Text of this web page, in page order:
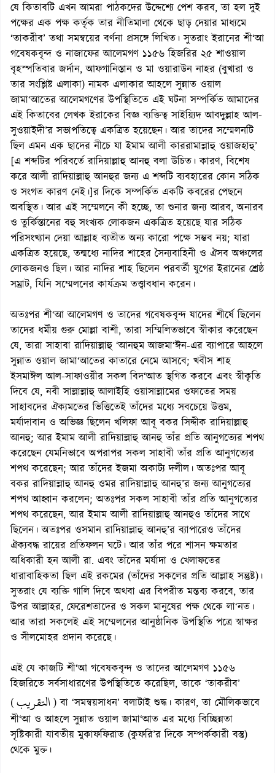
যে কিতাবটি এখন আমরা পাঠকদের উদ্দেশ্যে পেশ করব, তা হল দুই
পক্ষের এক পক্ষ কর্তৃক তার নীতিমালা থেকে ছাড় দেয়ার মাধ্যমে
‘তাকরীব’ তথা সমন্বয়ের বর্ণনা প্রসঙ্গে লিখিত। সুতরাং ইরানের শী‘আ
গবেষকবৃন্দ ও নাজাফের আলেমগণ ১১৫৬ হিজরির ২৫ শাওয়াল
বৃহস্পতিবার জর্দান, আফগানিস্তান ও মা ওয়ারাউন নাহর (বুখারা ও
তার সংশ্লিষ্ট এলাকা) নামক এলাকার আহলে সুন্নাত ওয়াল
জামা‘আতের আলেমগণের উপস্থিতিতে এই ঘটনা সম্পর্কিত আমাদের
এই কিতাবের লেখক ইরাকের বিজ্ঞ ব্যক্তিত্ব সাইয়্যিদ আবদুল্লাহ আল-
সুওয়াইদী’র সভাপতিত্বে একত্রিত হয়েছেন। আর তাদের সম্মেলনটি
ছিল এমন এক ছাদের নীচে যা ইমাম আলী কাররামাল্লাহু ওয়াজহাহু’
[এ শব্দটির পরিবর্তে রাদিয়াল্লাহু আনহু বলা উচিত। কারণ, বিশেষ
করে আলী রাদিয়াল্লাহু আনহুর জন্য এ শব্দটি ব্যবহারের কোন সঠিক
ও সংগত কারণ নেই।]র দিকে সম্পর্কিত একটি কবরের পেছনে
অবস্থিত। আর এই সম্মেলনে কী হচ্ছে, তা শুনার জন্য আরব, অনারব
ও তুর্কিস্তানের বহু সংখ্যক লোকজন একত্রিত হয়েছে যার সঠিক
পরিসংখ্যান দেয়া আল্লাহ ব্যতীত অন্য কারো পক্ষে সম্ভব নয়; যারা
একত্রিত হয়েছে, তন্মধ্যে নাদির শাহের সৈন্যবাহিনী ও ঐসব অঞ্চলের
লোকজনও ছিল। আর নাদির শাহ ছিলেন পরবর্তী যুগের ইরানের শ্রেষ্ঠ
সম্রাট, যিনি সম্মেলনের কার্যক্রম তত্ত্বাবধান করেন।
অতঃপর শী‘আ আলেমগণ ও তাদের গবেষকবৃন্দ যাদের শীর্ষে ছিলেন
তাদের ধর্মীয় গুরু মোল্লা বাশী, তারা সম্মিলিতভাবে স্বীকার করেছেন
যে, তারা সাহাবা রাদিয়াল্লাহু ‘আনহুম আজমা‘ঈন-এর ব্যাপারে আহলে
সুন্নাত ওয়াল জামা‘আতের কাতারে নেমে আসবে; খবীস শাহ
ইসমাঈল আল-সাফাওয়ীর সকল বিদ‘আত স্থগিত করবে এবং স্বীকৃতি
দিবে যে, নবী সাল্লাল্লাহু আলাইহি ওয়াসাল্লামের ওফাতের সময়
সাহাবদের ঐক্যমতের ভিত্তিতেই তাঁদের মধ্যে সবচেয়ে উত্তম,
মর্যাদাবান ও অভিজ্ঞ ছিলেন খলিফা আবূ বকর সিদ্দীক রাদিয়াল্লাহু
আনহু; আর ইমাম আলী রাদিয়াল্লাহু আনহু তাঁর প্রতি আনুগত্যের শপথ
করেছেন যেমনিভাবে অপরাপর সকল সাহাবী তাঁর প্রতি আনুগত্যের
শপথ করেছেন; আর তাঁদের ইজমা অকাট্য দলীল। অতঃপর আবূ
বকর রাদিয়াল্লাহু আনহু ওমর রাদিয়াল্লাহু আনহু’র জন্য আনুগত্যের
শপথ আহ্বান করলেন; অতঃপর সকল সাহাবী তাঁর প্রতি আনুগত্যের
শপথ করেছেন, আর ইমাম আলী রাদিয়াল্লাহু আনহুও তাঁদের সাথে
ছিলেন। অতঃপর ওসমান রাদিয়াল্লাহু আনহু’র ব্যাপারেও তাঁদের
ঐক্যবদ্ধ রায়ের প্রতিফলন ঘটে। আর তাঁর পরে শাসন ক্ষমতার
অধিকারী হন আলী রা. এবং তাঁদের মর্যাদা ও খেলাফতের
ধারাবাহিকতা ছিল এই রকমের (তাঁদের সকলের প্রতি আল্লাহ সন্তুষ্ট)।
সুতরাং যে ব্যক্তি গালি দিবে অথবা এর বিপরীত মন্তব্য করবে, তার
উপর আল্লাহর, ফেরেশতাদের ও সকল মানুষের পক্ষ থেকে লা‘নত।
আর তারা সকলেই এই সম্মেলনের আনুষ্ঠানিক উপস্থিতি পত্রে স্বাক্ষর
ও সীলমোহর প্রদান করেছে।
এই যে কাজটি শী‘আ গবেষকবৃন্দ ও তাদের আলেমগণ ১১৫৬
হিজরিতে সর্বসাধারণের উপস্থিতিতে করেছিল, তাকে ‘তাকরীব’
( التقريب ) বা ‘সমন্বয়সাধন’ বলাটাই শুদ্ধ। কারণ, তা মৌলিকভাবে
শী‘আ ও আহলে সুন্নাত ওয়াল জামা‘আত এর মধ্যে বিচ্ছিন্নতা
সৃষ্টিকারী যাবতীয় মুকাফফিরাত (কুফরি’র দিকে সম্পর্ককারী বস্তু)
থেকে মুক্ত।